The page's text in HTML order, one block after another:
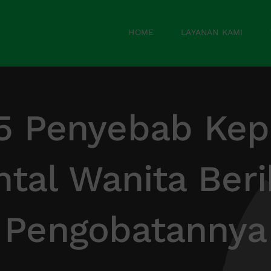
HOME LAYANAN KAMI
Penyebab
Wanita
Pengobatannya